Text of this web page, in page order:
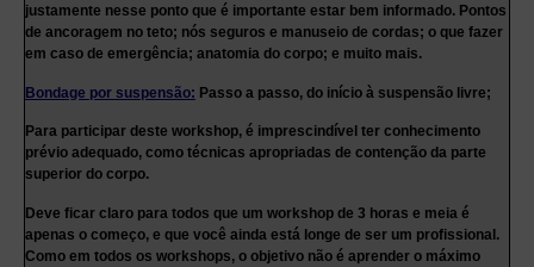
justamente nesse ponto que é importante estar bem informado. Pontos
de ancoragem no teto; nós seguros e manuseio de cordas; o que fazer
em caso de emergência; anatomia do corpo; e muito mais.
Bondage por suspensão: Passo a passo, do início à suspensão livre;
Para participar deste workshop, é imprescindível ter conhecimento
prévio adequado, como técnicas apropriadas de contenção da parte
superior do corpo.
Deve ficar claro para todos que um workshop de 3 horas e meia é
apenas o começo, e que você ainda está longe de ser um profissional.
Como em todos os workshops, o objetivo não é aprender o máximo